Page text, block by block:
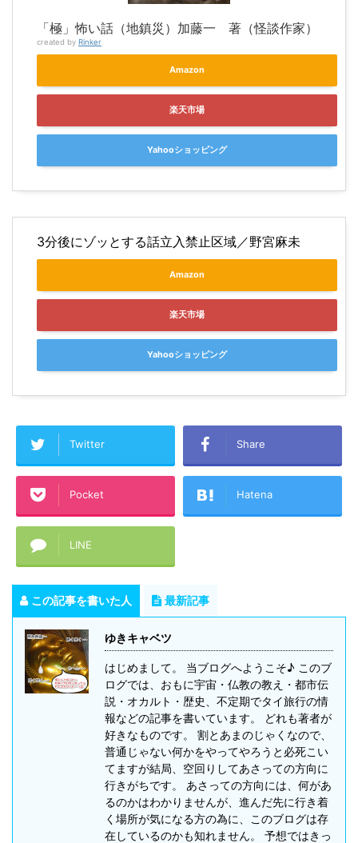
「極」怖い話（地鎮災）加藤一 著（怪談作家）
created by Rinker
Amazon
楽天市場
Yahooショッピング
3分後にゾッとする話立入禁止区域／野宮麻未
Amazon
楽天市場
Yahooショッピング
Twitter Share
Pocket Hatena
LINE
この記事を書いた人 最新記事
ゆきキャベツ
はじめまして。 当ブログへようこそ♪ このブ
ログでは、おもに宇宙・仏教の教え・都市伝
説・オカルト・歴史、不定期でタイ旅行の情
報などの記事を書いています。 どれも著者が
好きなものです。 割とあまのじゃくなので、
普通じゃない何かをやってやろうと必死こい
てますが結局、空回りしてあさっての方向に
行きがちです。 あさっての方向には、何があ
るのかはわかりませんが、進んだ先に行き着
く場所が気になる方の為に、このブログは存
在しているのかも知れません。 予想ではきっ